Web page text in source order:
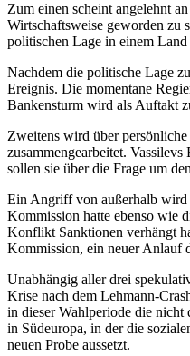
Zum einen scheint angelehnt
Wirtschaftsweise geworden zu
politischen Lage in einem
Nachdem die politische Lage
Ereignis. Die momentane
Bankensturm wird als Auftakt
Zweitens wird über
zusammengearbeitet.
sollen sie über die Frage um
Ein Angriff von außerhalb wird
Kommission hatte ebenso wie
Konflikt Sanktionen verhängt
Kommission, ein neuer Anlauf
Unabhängig aller drei
Krise nach dem Lehmann-
in dieser Wahlperiode die
in Südeuropa, in der die
neuen Probe aussetzt.